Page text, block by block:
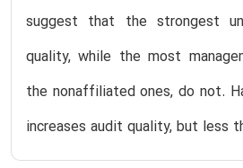
suggest that the strongest
quality, while the most
the nonaffiliated ones, do not.
increases audit quality, but less